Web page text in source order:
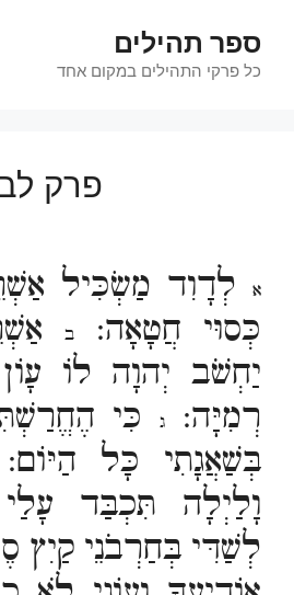
לתוכןספר תהילים
כל פרקי התהילים במקום אחד
פרק
א
לְדָוִד מַשְׂכִּיל
כְּסוּי חֲטָאָה:
ב
יַחְשֹׁב יְהוָה לוֹ
רְמִיָּה:
ג
כִּי
בְּשַׁאֲגָתִי כָּל הַיּוֹם:
וָלַיְלָה תִּכְבַּד
לְשַׁדִּי בְּחַרְבֹנֵי קַיִץ